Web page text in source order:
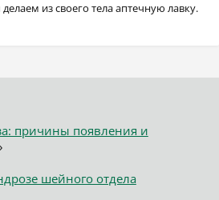
из своего тела аптечную лавку.
причины появления и
шейного отдела